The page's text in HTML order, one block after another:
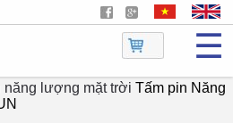
☰
năng lượng mặt trời Tấm pin Năng